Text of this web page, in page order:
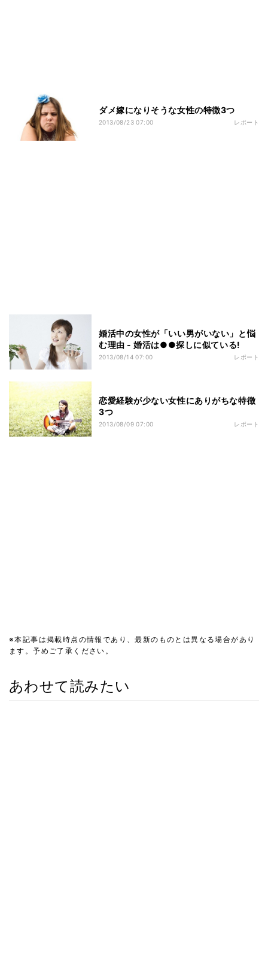
ダメ嫁になりそうな女性の特徴3つ
2013/08/23 07:00 レポート
婚活中の女性が「いい男がいない」と悩
む理由 - 婚活は●●探しに似ている!
2013/08/14 07:00 レポート
恋愛経験が少ない女性にありがちな特徴
3つ
2013/08/09 07:00 レポート
※本記事は掲載時点の情報であり、最新のものとは異なる場合があり
ます。予めご了承ください。
あわせて読みたい